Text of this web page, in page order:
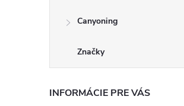
Canyoning
Značky
INFORMÁCIE PRE VÁS